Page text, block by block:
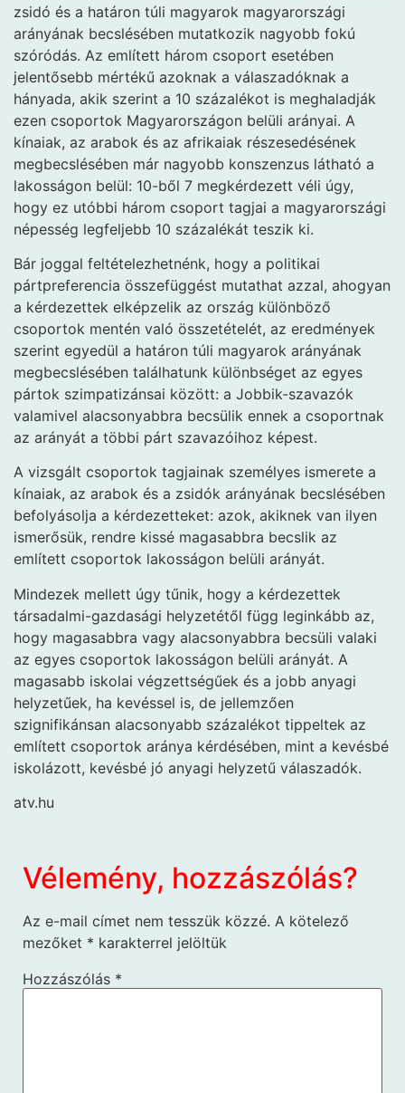
zsidó és a határon túli magyarok magyarországi
arányának becslésében mutatkozik nagyobb fokú
szóródás. Az említett három csoport esetében
jelentősebb mértékű azoknak a válaszadóknak a
hányada, akik szerint a 10 százalékot is meghaladják
ezen csoportok Magyarországon belüli arányai. A
kínaiak, az arabok és az afrikaiak részesedésének
megbecslésében már nagyobb konszenzus látható a
lakosságon belül: 10-ből 7 megkérdezett véli úgy,
hogy ez utóbbi három csoport tagjai a magyarországi
népesség legfeljebb 10 százalékát teszik ki.
Bár joggal feltételezhetnénk, hogy a politikai
pártpreferencia összefüggést mutathat azzal, ahogyan
a kérdezettek elképzelik az ország különböző
csoportok mentén való összetételét, az eredmények
szerint egyedül a határon túli magyarok arányának
megbecslésében találhatunk különbséget az egyes
pártok szimpatizánsai között: a Jobbik-szavazók
valamivel alacsonyabbra becsülik ennek a csoportnak
az arányát a többi párt szavazóihoz képest.
A vizsgált csoportok tagjainak személyes ismerete a
kínaiak, az arabok és a zsidók arányának becslésében
befolyásolja a kérdezetteket: azok, akiknek van ilyen
ismerősük, rendre kissé magasabbra becslik az
említett csoportok lakosságon belüli arányát.
Mindezek mellett úgy tűnik, hogy a kérdezettek
társadalmi-gazdasági helyzetétől függ leginkább az,
hogy magasabbra vagy alacsonyabbra becsüli valaki
az egyes csoportok lakosságon belüli arányát. A
magasabb iskolai végzettségűek és a jobb anyagi
helyzetűek, ha kevéssel is, de jellemzően
szignifikánsan alacsonyabb százalékot tippeltek az
említett csoportok aránya kérdésében, mint a kevésbé
iskolázott, kevésbé jó anyagi helyzetű válaszadók.
atv.hu
Vélemény, hozzászólás?
Az e-mail címet nem tesszük közzé. A kötelező
mezőket * karakterrel jelöltük
Hozzászólás *